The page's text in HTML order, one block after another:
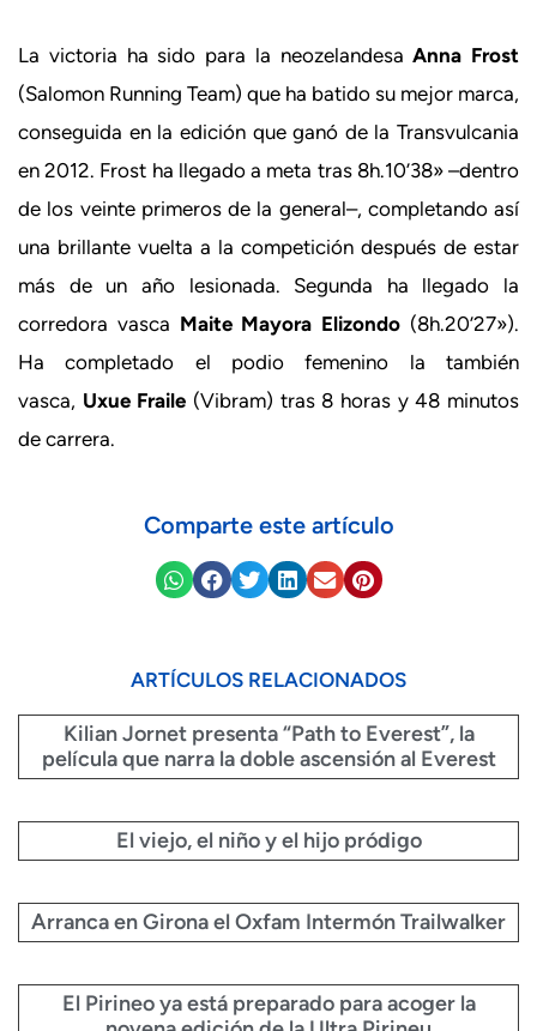
La victoria ha sido para la neozelandesaAnna Frost
(Salomon Running Team) que ha batido su mejor marca,
conseguida en la edición que ganó de la Transvulcania
en 2012. Frost ha llegado a meta tras 8h.10’38» –dentro
de los veinte primeros de la general–, completando así
una brillante vuelta a la competición después de estar
más de un año lesionada. Segunda ha llegado la
corredora vasca Maite Mayora Elizondo (8h.20’27»).
Ha completado el podio femenino la también
vasca, Uxue Fraile (Vibram) tras 8 horas y 48 minutos
de carrera.
Comparte este artículo
ARTÍCULOS RELACIONADOS
Kilian Jornet presenta “Path to Everest”, la
película que narra la doble ascensión al Everest
El viejo, el niño y el hijo pródigo
Arranca en Girona el Oxfam Intermón Trailwalker
El Pirineo ya está preparado para acoger la